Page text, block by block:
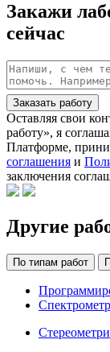
Закажи
сейчас
Заказать работу
Оставляя свои
работу», я
Платформе,
соглашения и
заключения
Другие
По типам работ